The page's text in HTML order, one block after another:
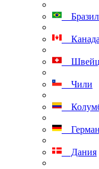
Канада
Чили
Дания